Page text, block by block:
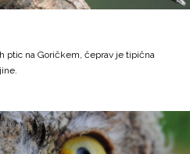
ptic na Goričkem, čeprav je tipična